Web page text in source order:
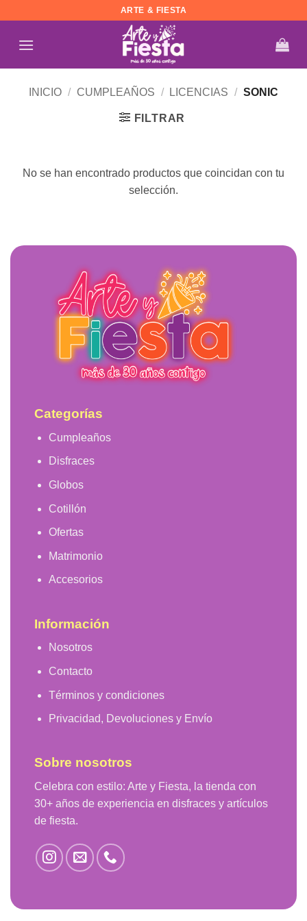
contenido
ARTE & FIESTA
INICIO / CUMPLEAÑOS / LICENCIAS / SONIC
FILTRAR
No se han encontrado productos que coincidan con tu
selección.
Categorías
Cumpleaños
Disfraces
Globos
Cotillón
Ofertas
Matrimonio
Accesorios
Información
Nosotros
Contacto
Términos y condiciones
Privacidad, Devoluciones y Envío
Sobre nosotros
Celebra con estilo: Arte y Fiesta, la tienda con
30+ años de experiencia en disfraces y artículos
de fiesta.